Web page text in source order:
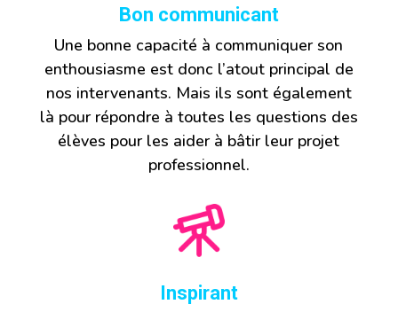
Bon communicant
Une bonne capacité à communiquer son
enthousiasme est donc l’atout principal de
nos intervenants. Mais ils sont également
là pour répondre à toutes les questions des
élèves pour les aider à bâtir leur projet
professionnel.
Inspirant